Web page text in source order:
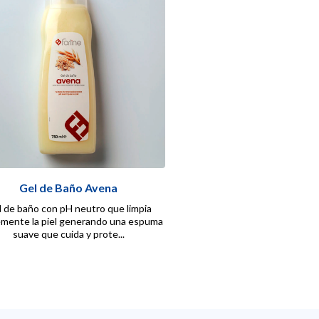
Gel de Baño Avena
de baño con pH neutro que limpia
la piel generando una espuma
suave que cuida y prote...